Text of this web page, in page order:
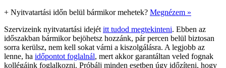
+ Nyitvatartási időn belül bármikor mehetek? Megnézem »
Szervizeink nyitvatartási idejét itt tudod megtekinteni. Ebben az
időszakban bármikor bejöhetsz hozzánk, pár percen belül biztosan
sorra kerülsz, nem kell sokat várni a kiszolgálásra. A legjobb az
lenne, ha időpontot foglalnál, mert akkor garantáltan veled fognak
kollégáink foglalkozni. Próbálj minden esetben úgy időzíteni, hogy